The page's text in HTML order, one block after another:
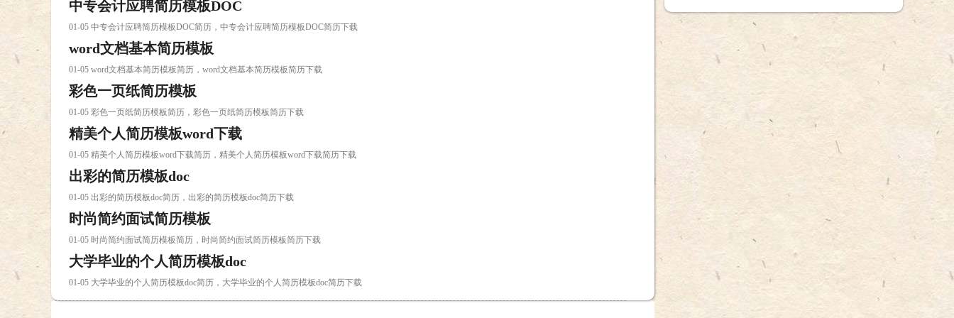
中专会计应聘简历模板DOC
01-05 中专会计应聘简历模板DOC简历，中专会计应聘简历模板DOC简历下载
word文档基本简历模板
01-05 word文档基本简历模板简历，word文档基本简历模板简历下载
彩色一页纸简历模板
01-05 彩色一页纸简历模板简历，彩色一页纸简历模板简历下载
精美个人简历模板word下载
01-05 精美个人简历模板word下载简历，精美个人简历模板word下载简历下载
出彩的简历模板doc
01-05 出彩的简历模板doc简历，出彩的简历模板doc简历下载
时尚简约面试简历模板
01-05 时尚简约面试简历模板简历，时尚简约面试简历模板简历下载
大学毕业的个人简历模板doc
01-05 大学毕业的个人简历模板doc简历，大学毕业的个人简历模板doc简历下载